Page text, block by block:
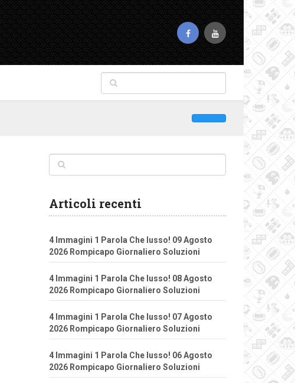
Articoli recenti
4 Immagini 1 Parola Che lusso! 09 Agosto
2026 Rompicapo Giornaliero Soluzioni
4 Immagini 1 Parola Che lusso! 08 Agosto
2026 Rompicapo Giornaliero Soluzioni
4 Immagini 1 Parola Che lusso! 07 Agosto
2026 Rompicapo Giornaliero Soluzioni
4 Immagini 1 Parola Che lusso! 06 Agosto
2026 Rompicapo Giornaliero Soluzioni